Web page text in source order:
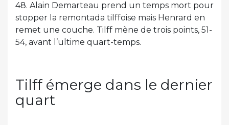
48. Alain Demarteau prend un temps mort pour
stopper la remontada tilffoise mais Henrard en
remet une couche. Tilff mène de trois points, 51-
54, avant l’ultime quart-temps.
Tilff émerge dans le dernier
quart